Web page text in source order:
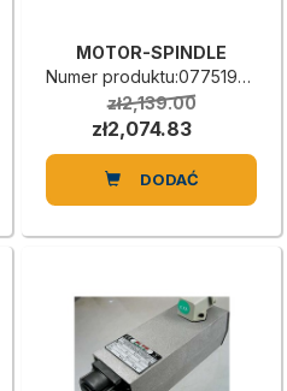
MOTOR-SPINDLE
Numer produktu:0775190025H
zł2,139.00
zł2,074.83
DODAĆ